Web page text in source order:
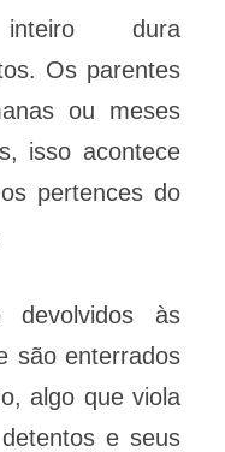
dura
Os parentes
ou meses
isso acontece
pertences do
às
são enterrados
algo que viola
e seus